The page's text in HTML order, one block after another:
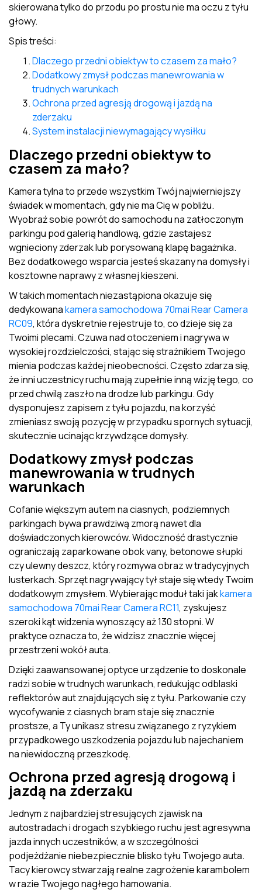
skierowana tylko do przodu po prostu nie ma oczu z tyłu
głowy.
Spis treści:
Dlaczego przedni obiektyw to czasem za mało?
Dodatkowy zmysł podczas manewrowania w
trudnych warunkach
Ochrona przed agresją drogową i jazdą na
zderzaku
System instalacji niewymagający wysiłku
Dlaczego przedni obiektyw to
czasem za mało?
Kamera tylna to przede wszystkim Twój najwierniejszy
świadek w momentach, gdy nie ma Cię w pobliżu.
Wyobraź sobie powrót do samochodu na zatłoczonym
parkingu pod galerią handlową, gdzie zastajesz
wgnieciony zderzak lub porysowaną klapę bagażnika.
Bez dodatkowego wsparcia jesteś skazany na domysły i
kosztowne naprawy z własnej kieszeni.
W takich momentach niezastąpiona okazuje się
dedykowanakamera samochodowa 70mai Rear Camera
RC09, która dyskretnie rejestruje to, co dzieje się za
Twoimi plecami. Czuwa nad otoczeniem i nagrywa w
wysokiej rozdzielczości, stając się strażnikiem Twojego
mienia podczas każdej nieobecności. Często zdarza się,
że inni uczestnicy ruchu mają zupełnie inną wizję tego, co
przed chwilą zaszło na drodze lub parkingu. Gdy
dysponujesz zapisem z tyłu pojazdu, na korzyść
zmieniasz swoją pozycję w przypadku spornych sytuacji,
skutecznie ucinając krzywdzące domysły.
Dodatkowy zmysł podczas
manewrowania w trudnych
warunkach
Cofanie większym autem na ciasnych, podziemnych
parkingach bywa prawdziwą zmorą nawet dla
doświadczonych kierowców. Widoczność drastycznie
ograniczają zaparkowane obok vany, betonowe słupki
czy ulewny deszcz, który rozmywa obraz w tradycyjnych
lusterkach. Sprzęt nagrywający tył staje się wtedy Twoim
dodatkowym zmysłem. Wybierając moduł taki jakkamera
samochodowa 70mai Rear Camera RC11, zyskujesz
szeroki kąt widzenia wynoszący aż 130 stopni. W
praktyce oznacza to, że widzisz znacznie więcej
przestrzeni wokół auta.
Dzięki zaawansowanej optyce urządzenie to doskonale
radzi sobie w trudnych warunkach, redukując odblaski
reflektorów aut znajdujących się z tyłu. Parkowanie czy
wycofywanie z ciasnych bram staje się znacznie
prostsze, a Ty unikasz stresu związanego z ryzykiem
przypadkowego uszkodzenia pojazdu lub najechaniem
na niewidoczną przeszkodę.
Ochrona przed agresją drogową i
jazdą na zderzaku
Jednym z najbardziej stresujących zjawisk na
autostradach i drogach szybkiego ruchu jest agresywna
jazda innych uczestników, a w szczególności
podjeżdżanie niebezpiecznie blisko tyłu Twojego auta.
Tacy kierowcy stwarzają realne zagrożenie karambolem
w razie Twojego nagłego hamowania.